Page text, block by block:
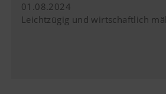
01.08.2024
Leichtzügig und wirtschaftlich